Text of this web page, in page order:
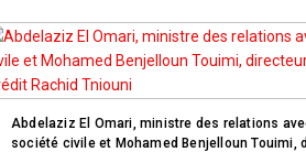
Abdelaziz El Omari, ministre des relations
société civile et Mohamed Benjelloun Touimi,